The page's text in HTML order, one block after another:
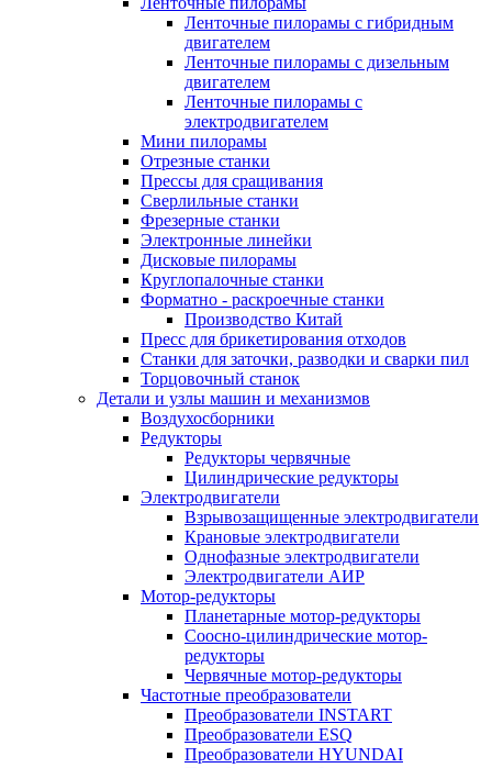
Ленточные пилорамы с гибридным
двигателем
Ленточные пилорамы с дизельным
двигателем
Ленточные пилорамы с
электродвигателем
Мини пилорамы
Отрезные станки
Прессы для сращивания
Сверлильные станки
Фрезерные станки
Электронные линейки
Дисковые пилорамы
Круглопалочные станки
Форматно - раскроечные станки
Производство Китай
Пресс для брикетирования отходов
Станки для заточки, разводки и сварки пил
Торцовочный станок
Детали и узлы машин и механизмов
Воздухосборники
Редукторы
Редукторы червячные
Цилиндрические редукторы
Электродвигатели
Взрывозащищенные электродвигатели
Крановые электродвигатели
Однофазные электродвигатели
Электродвигатели АИР
Мотор-редукторы
Планетарные мотор-редукторы
Соосно-цилиндрические мотор-
редукторы
Червячные мотор-редукторы
Частотные преобразователи
Преобразователи INSTART
Преобразователи ESQ
Преобразователи HYUNDAI